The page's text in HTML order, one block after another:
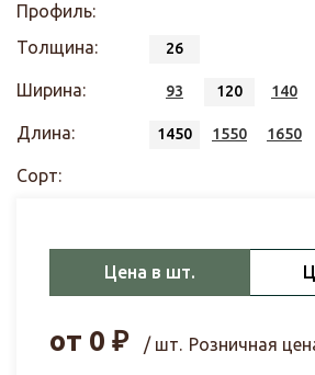
Профиль:
Толщина:
26
Ширина: 93 120 140
Длина: 1450 1550 1650
Сорт:
Цена в шт.
от 0 ₽ / шт. Розничная